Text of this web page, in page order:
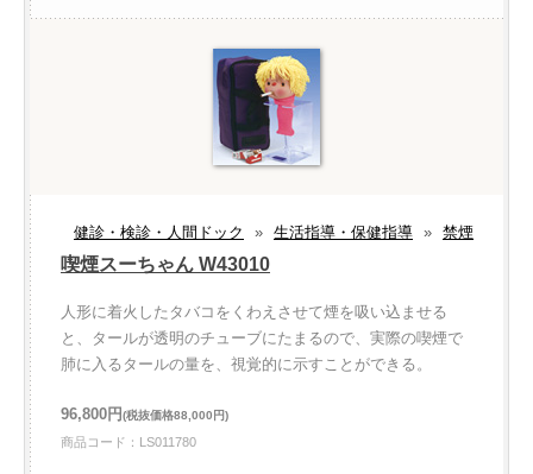
健診・検診・人間ドック » 生活指導・保健指導 » 禁煙
喫煙スーちゃん W43010
人形に着火したタバコをくわえさせて煙を吸い込ませる
と、タールが透明のチューブにたまるので、実際の喫煙で
肺に入るタールの量を、視覚的に示すことができる。
96,800円(税抜価格88,000円)
商品コード：LS011780